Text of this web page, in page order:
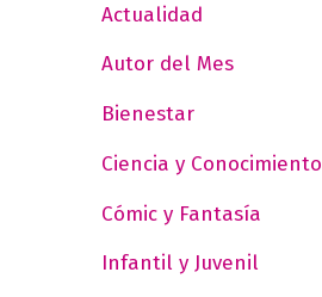
Actualidad
Autor del Mes
Bienestar
Ciencia y Conocimiento
Cómic y Fantasía
Infantil y Juvenil